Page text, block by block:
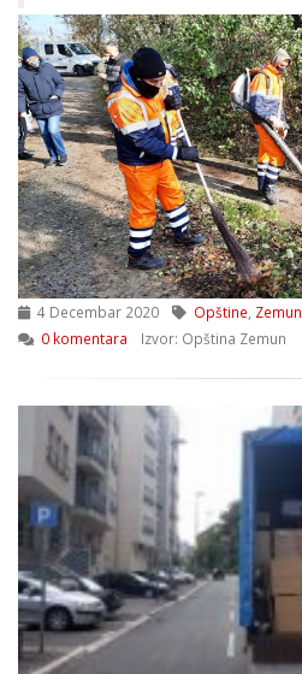
4 Decembar 2020 Opštine Zemun
0 komentara
Izvor: Opština Zemun